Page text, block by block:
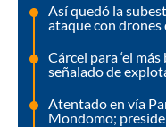
Así quedó la
ataque con
Cárcel para ‘el
señalado de
Atentado en vía
Mondomo;